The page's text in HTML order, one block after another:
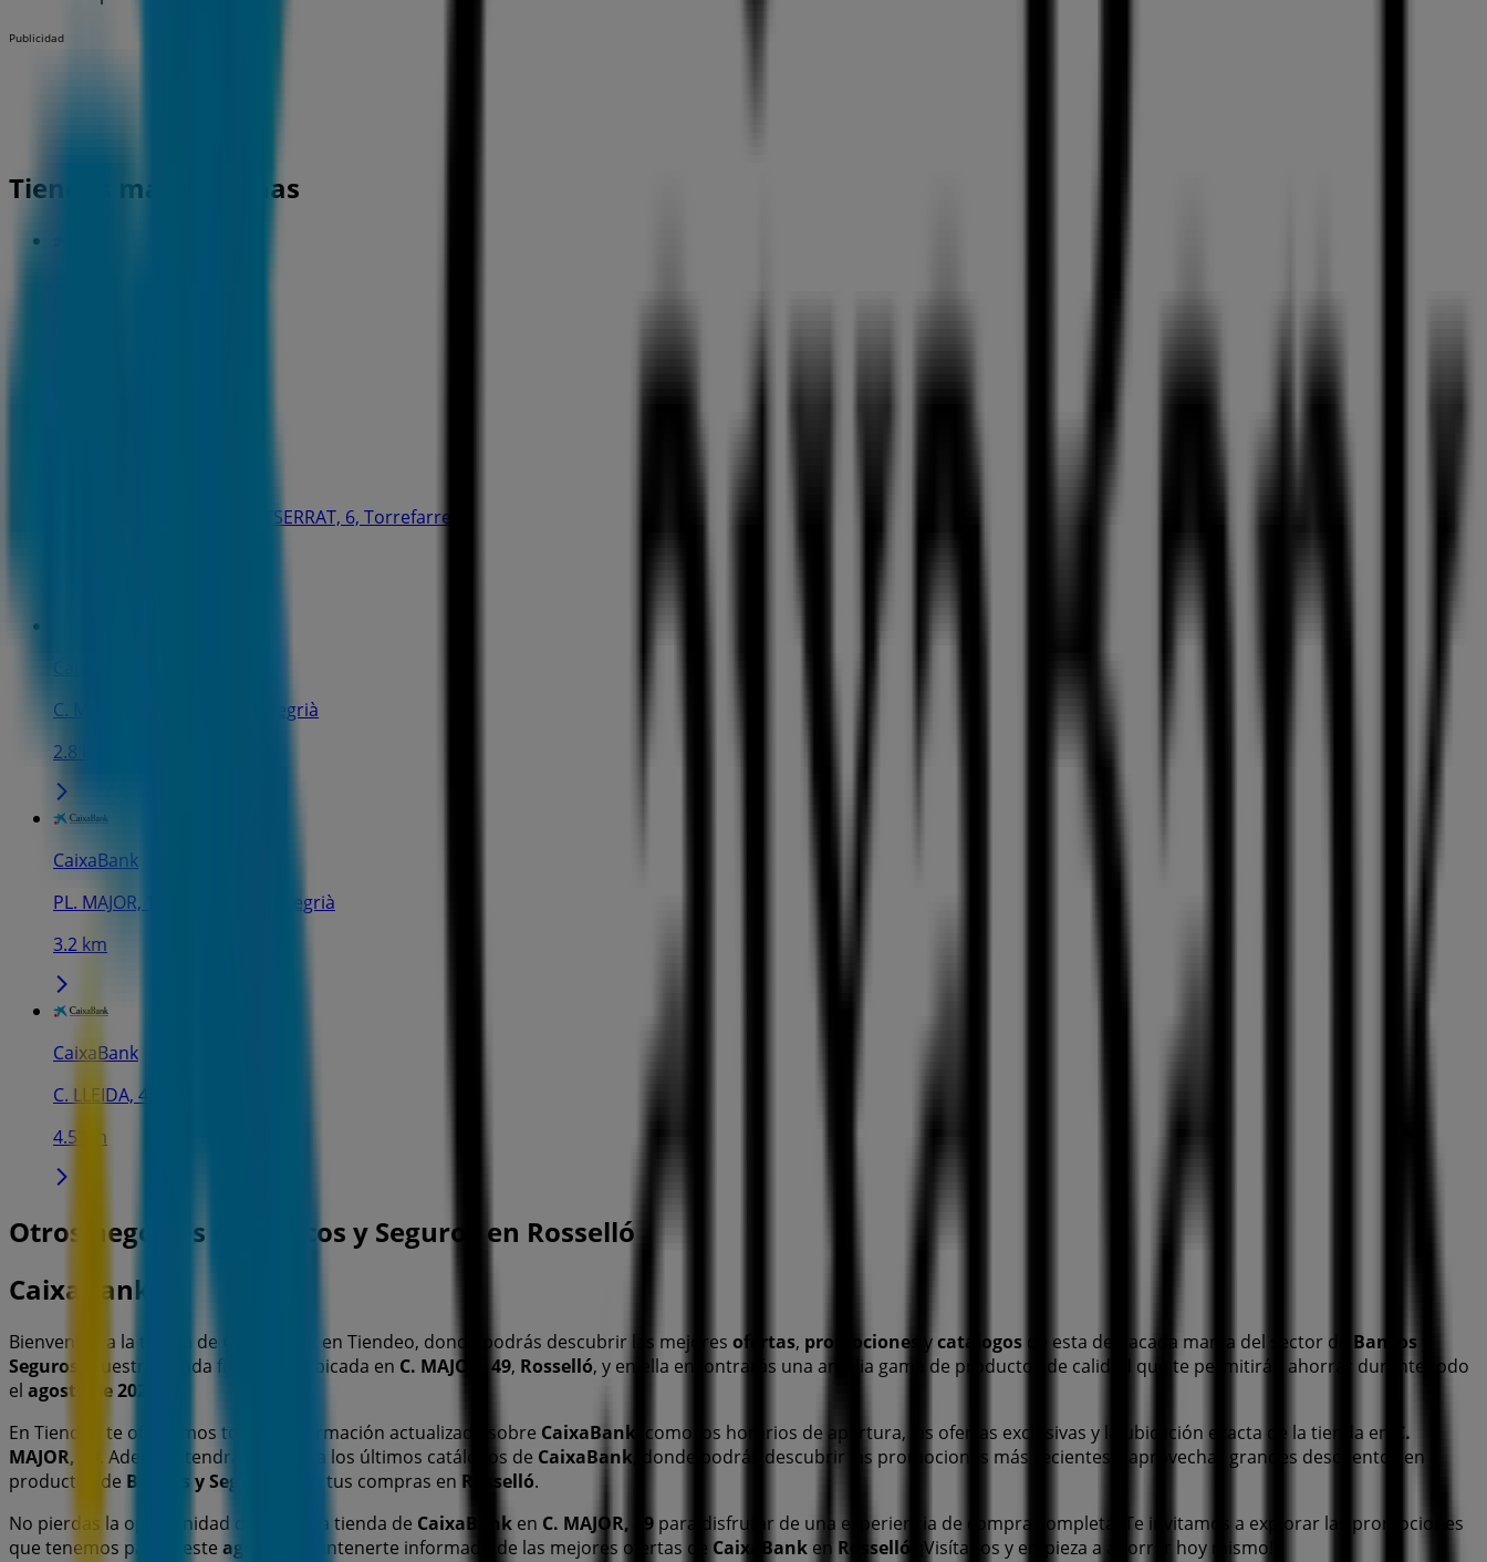
Publicidad
Tiendas más cercanas
C. MARE DE DEU DE MONTSERRAT, 6, Torrefarrera
C. MAJOR, 13, Vilanova de Segrià
2.8 km
CaixaBank
PL. MAJOR, 12, Benavent de Segrià
3.2 km
CaixaBank
C. LLEIDA, 45, Alpicat
4.5 km
Otros negocios de Bancos y Seguros en Rosselló
CaixaBank
Bienvenido a la tienda de en Tiendeo, donde podrás descubrir las mejores ofertas, promociones ycatálogos de esta destacada marca del sector de Bancos y
Seguros
. Nuestra tienda física está ubicada en C. MAJOR, 49, Rosselló, y en ella encontrarás una amplia gama de productos de calidad que te permitirán ahorrar durante todo
el agosto de 2026
En Tiendeo te ofrecemos toda la información actualizada sobre CaixaBank , como los horarios de apertura, las ofertas exclusivas y la ubicación exacta de la tienda en
C.
MAJOR, 49
. Además, tendrás acceso a los últimos catálogos de CaixaBank , donde podrás descubrir las promociones más recientes y aprovechar grandes descuentos en
productos de Bancos y Seguros para tus compras en Rosselló.
No pierdas la oportunidad de visitar la tienda de CaixaBank en C. MAJOR, 49 para disfrutar de una experiencia de compra completa. Te invitamos a explorar las promociones
que tenemos para ti este agosto y mantenerte informado de las mejores ofertas de CaixaBank en Rosselló . ¡Visítanos y empieza a ahorrar hoy mismo!